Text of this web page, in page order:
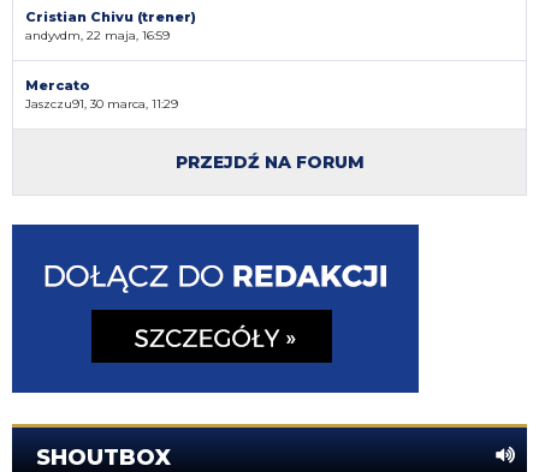
Cristian Chivu (trener)
andyvdm, 22 maja, 16:59
Mercato
Jaszczu91, 30 marca, 11:29
PRZEJDŹ NA FORUM
SHOUTBOX